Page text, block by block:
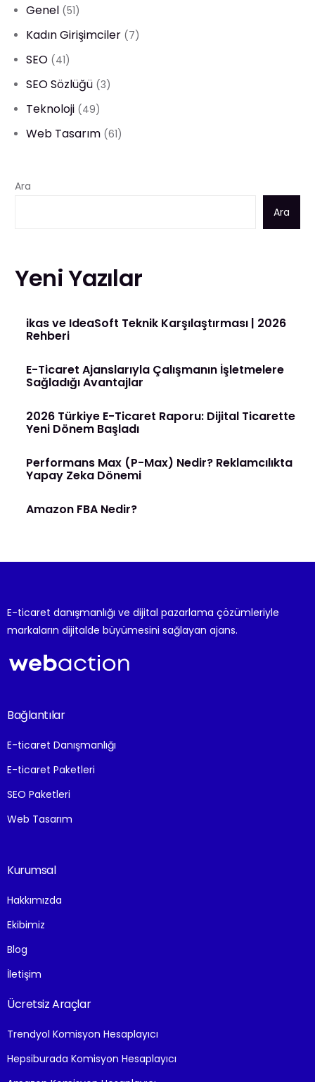
Genel (51)
Kadın Girişimciler (7)
SEO (41)
SEO Sözlüğü (3)
Teknoloji (49)
Web Tasarım (61)
Ara
Ara
Yeni Yazılar
ikas ve IdeaSoft Teknik Karşılaştırması | 2026
Rehberi
E-Ticaret Ajanslarıyla Çalışmanın İşletmelere
Sağladığı Avantajlar
2026 Türkiye E-Ticaret Raporu: Dijital Ticarette
Yeni Dönem Başladı
Performans Max (P-Max) Nedir? Reklamcılıkta
Yapay Zeka Dönemi
Amazon FBA Nedir?
E-ticaret danışmanlığı ve dijital pazarlama çözümleriyle
markaların dijitalde büyümesini sağlayan ajans.
Bağlantılar
E-ticaret Danışmanlığı
E-ticaret Paketleri
SEO Paketleri
Web Tasarım
Kurumsal
Hakkımızda
Ekibimiz
Blog
İletişim
Ücretsiz Araçlar
Trendyol Komisyon Hesaplayıcı
Hepsiburada Komisyon Hesaplayıcı